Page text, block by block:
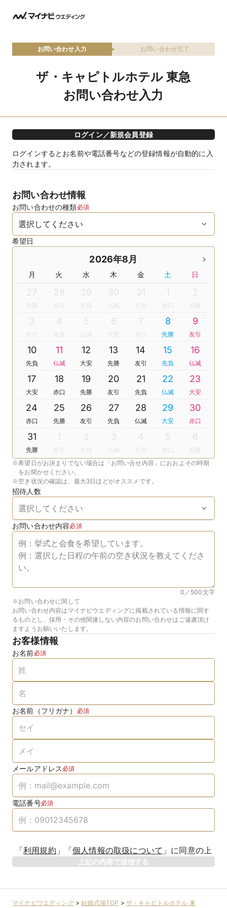
お問い合わせ入力 お問い合わせ完了
ザ・キャピトルホテル 東急
お問い合わせ入力
ログイン／新規会員登録
ログインするとお名前や電話番号などの登録情報が自動的に入
力されます。
お問い合わせ情報
お問い合わせの種類必須
希望日
2026年8月
月 火 水 木 金 土 日
27 28
友引
29
先負
30
仏滅
31
大安
1 2
3
友引
4
先負
5
仏滅
6
大安
7 8
先勝
9
友引
10
先負
11
仏滅
12
大安
13
先勝
14
友引
15
先負
16
仏滅
17
大安
18
赤口
19
先勝
20
友引
21
先負
22
仏滅
23
大安
24
赤口
25
先勝
26
友引
27
先負
28
仏滅
29
大安
30
赤口
31
先勝
1
友引
2
先負
3
仏滅
4
大安
5 6
※希望日がお決まりでない場合は「お問い合せ内容」におおよその時期
をお聞かせください。
※空き状況の確認は、最大3日ほどがオススメです。
招待人数
お問い合わせ内容必須
0／500文字
※お問い合わせに関して
お問い合わせ内容はマイナビウエディングに掲載されている情報に関す
るものとし、採用・その他関連しない内容のお問い合わせはご遠慮頂け
ますようお願いいたします。
お客様情報
お名前必須
お名前（フリガナ） 必須
メールアドレス 必須
電話番号必須
「利用規約 」 「個人情報の取扱について 」 に同意の上
上記の内容で送信する
マイナビウエディング>結婚式場TOP > ザ・キャピトルホテル 東